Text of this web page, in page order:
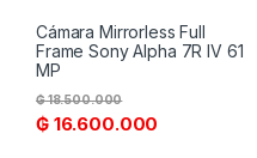
Cámara Mirrorless Full
Frame Sony Alpha 7R IV 61
MP
₲16.600.000
₲18.500.000